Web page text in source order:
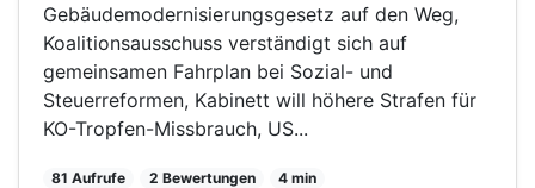
Gebäudemodernisierungsgesetz auf den Weg,
Koalitionsausschuss verständigt sich auf
gemeinsamen Fahrplan bei Sozial- und
Steuerreformen, Kabinett will höhere Strafen für
KO-Tropfen-Missbrauch, US...
81 Aufrufe 2 Bewertungen
4 min